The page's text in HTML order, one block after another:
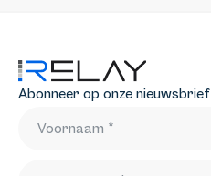
Abonneer op onze nieuwsbrief